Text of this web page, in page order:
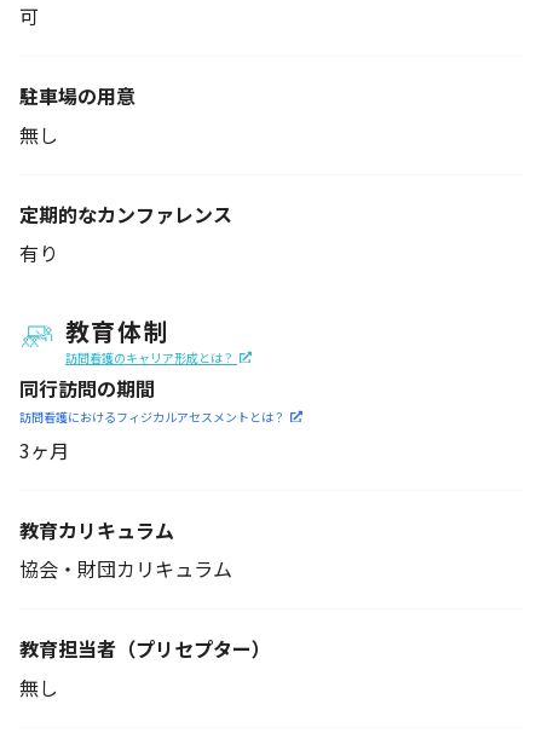
可
駐車場の用意
無し
定期的なカンファレンス
有り
教育体制
訪問看護のキャリア形成とは？
同行訪問の期間
訪問看護におけるフィジカルアセスメントとは？
3ヶ月
教育カリキュラム
協会・財団カリキュラム
教育担当者 （プリセプター）
無し